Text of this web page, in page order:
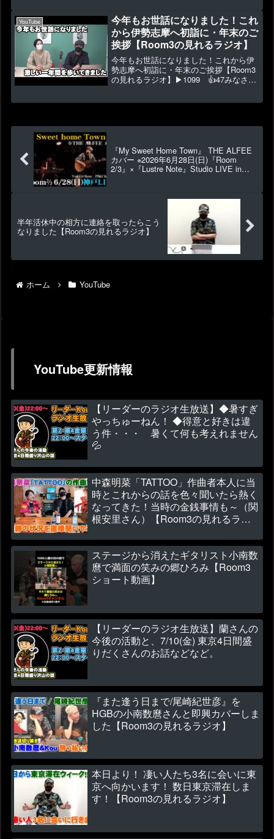
回もっと色々話す...
YouTube
今年もお世話になりました！これ
から伊勢志摩へ初詣に・年末のご
挨拶【Room3の見れるラジオ】
今年もお世話になりました！これから伊
勢志摩へ初詣に・年末のご挨拶【Room3
の見れるラジオ】▶1099 👍47みなさま
『My Sweet Home Town』 THE ALFEE
カバー ※2026年6月28日(日)『Room
2/3』×『Lustre Note』Studio LIVE in
半年活休中の相方に連絡を取ったらこう
なりました【Room3の見れるラジオ】
ホーム YouTube
YouTube更新情報
【リーダーのラジオ生放送】◆暑すぎ
やっちゅーねん！ ◆得意と好きは違
う件・・・ 暑くて何も考えれません
💦
中森明菜「TATTOO」作曲者本人に当
時とこれからの話を色々聞いたら熱く
なってきた！当時の金銭事情も～（関
根安里さん）【Room3の見れるラジ
ステージから消えたギタリスト小南数
麿で満面の笑みの郷ひろみ【Room3
ショート動画】
【リーダーのラジオ生放送】蘭さんの
今後の活動と、7/10(金) 東京4日間盛
りだくさんのお話などなど。
『また逢う日まで/尾崎紀世彦』を
HGBの小南数麿さんと即興カバーしま
した【Room3の見れるラジオ】
本日より！ 凄い人たち3名に会いに東
京へ向かいます！ 数日東京滞在しま
す！【Room3の見れるラジオ】